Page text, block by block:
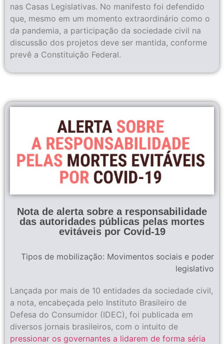
nas Casas Legislativas. No manifesto foi defendido
que, mesmo em um momento extraordinário como o
da pandemia, a participação da sociedade civil na
discussão dos projetos deve ser mantida, conforme
prevê a Constituição Federal.
Nota de alerta sobre a responsabilidade
das autoridades públicas pelas mortes
evitáveis por Covid-19
Tipos de mobilização: Movimentos sociais e poder
legislativo
Lançada por mais de 10 entidades da sociedade civil,
a nota, encabeçada pelo Instituto Brasileiro de
Defesa do Consumidor (IDEC), foi publicada em
diversos jornais brasileiros, com o intuito de
pressionar os governantes a lidarem de forma séria